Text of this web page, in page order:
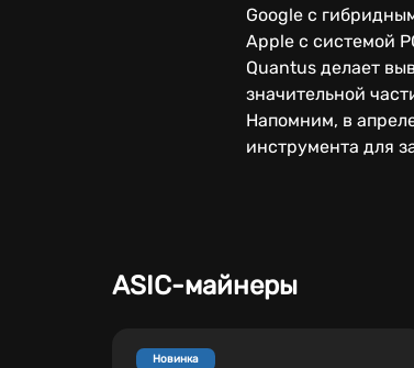
Google с
Apple с системой
Quantus делает
значительной
Напомним, в
инструмента для
ASIC-майнеры
Новинка